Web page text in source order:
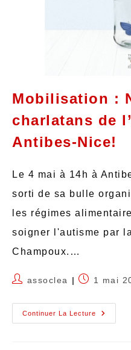
Mobilisation :
charlatans de
Antibes-Nice!
Le 4 mai à 14h à
sorti de sa bulle
les régimes
soigner l'autisme par
Champoux.…
assoclea 1 mai
Continuer La Lecture